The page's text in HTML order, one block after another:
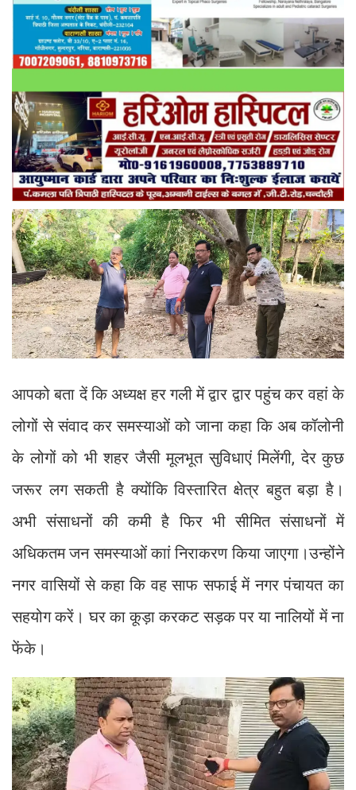
आपको बता दें कि अध्यक्ष हर गली में द्वार द्वार पहुंच कर वहां के
लोगों से संवाद कर समस्याओं को जाना कहा कि अब कॉलोनी
के लोगों को भी शहर जैसी मूलभूत सुविधाएं मिलेंगी, देर कुछ
जरूर लग सकती है क्योंकि विस्तारित क्षेत्र बहुत बड़ा है।
अभी संसाधनों की कमी है फिर भी सीमित संसाधनों में
अधिकतम जन समस्याओं काां निराकरण किया जाएगा।उन्होंने
नगर वासियों से कहा कि वह साफ सफाई में नगर पंचायत का
सहयोग करें। घर का कूड़ा करकट सड़क पर या नालियों में ना
फेंके।